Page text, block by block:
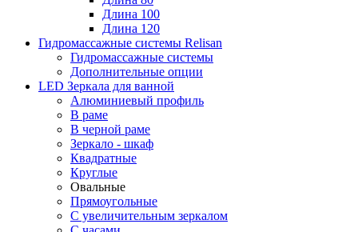
Длина 100
Длина 120
Гидромассажные системы Relisan
Гидромассажные системы
Дополнительные опции
LED Зеркала для ванной
Алюминиевый профиль
В раме
В черной раме
Зеркало - шкаф
Квадратные
Круглые
Овальные
Прямоугольные
С увеличительным зеркалом